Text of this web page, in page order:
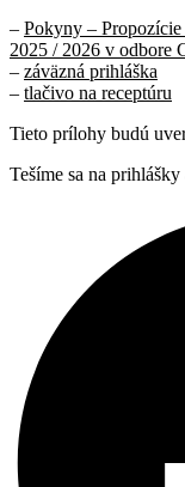
– Pokyny –
2025 / 2026 v odbore
– záväzná prihláška
– tlačivo na receptúru
Tieto prílohy budú
Tešíme sa na